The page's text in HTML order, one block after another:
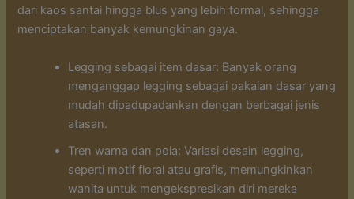
dari kaos santai hingga blus yang lebih formal, sehingga
menciptakan banyak kemungkinan gaya.
Legging sebagai item dasar: Banyak orang
menganggap legging sebagai pakaian dasar yang
mudah dipadupadankan dengan berbagai jenis
atasan.
Tren warna dan pola: Variasi desain legging,
seperti motif floral atau grafis, memungkinkan
wanita untuk mengekspresikan diri mereka